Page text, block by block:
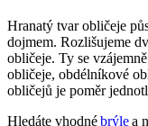
Hranatý tvar obličeje
dojmem. Rozlišujeme
obličeje. Ty se
obličeje, obdélníkové
obličejů je poměr
Hledáte vhodnébrýlea